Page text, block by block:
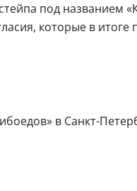
под названием
которые в
в Санкт-